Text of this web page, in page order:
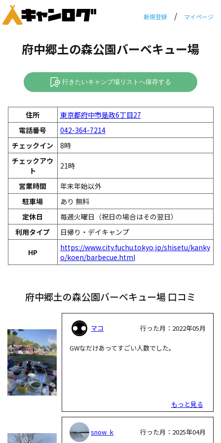
新規登録 / マイページ
府中郷土の森公園バーベキュー場
行きたいキャンプ場リストへ保存する
住所
東京都府中市是政6丁目27
電話番号
042-364-7214
チェックイン
8時
チェックアウ
ト
21時
営業時間
年末年始以外
駐車場
あり 無料
定休日
毎週火曜日（祝日の場合はその翌日）
利用タイプ
日帰り・デイキャンプ
HP
https://www.city.fuchu.tokyo.jp/shisetu/kanky
o/koen/barbecue.html
府中郷土の森公園バーベキュー場 口コミ
マコ 行った月：2022年05月
GWなだけあってすごい人数でした。
もっと見る
snow_k 行った月：2025年04月